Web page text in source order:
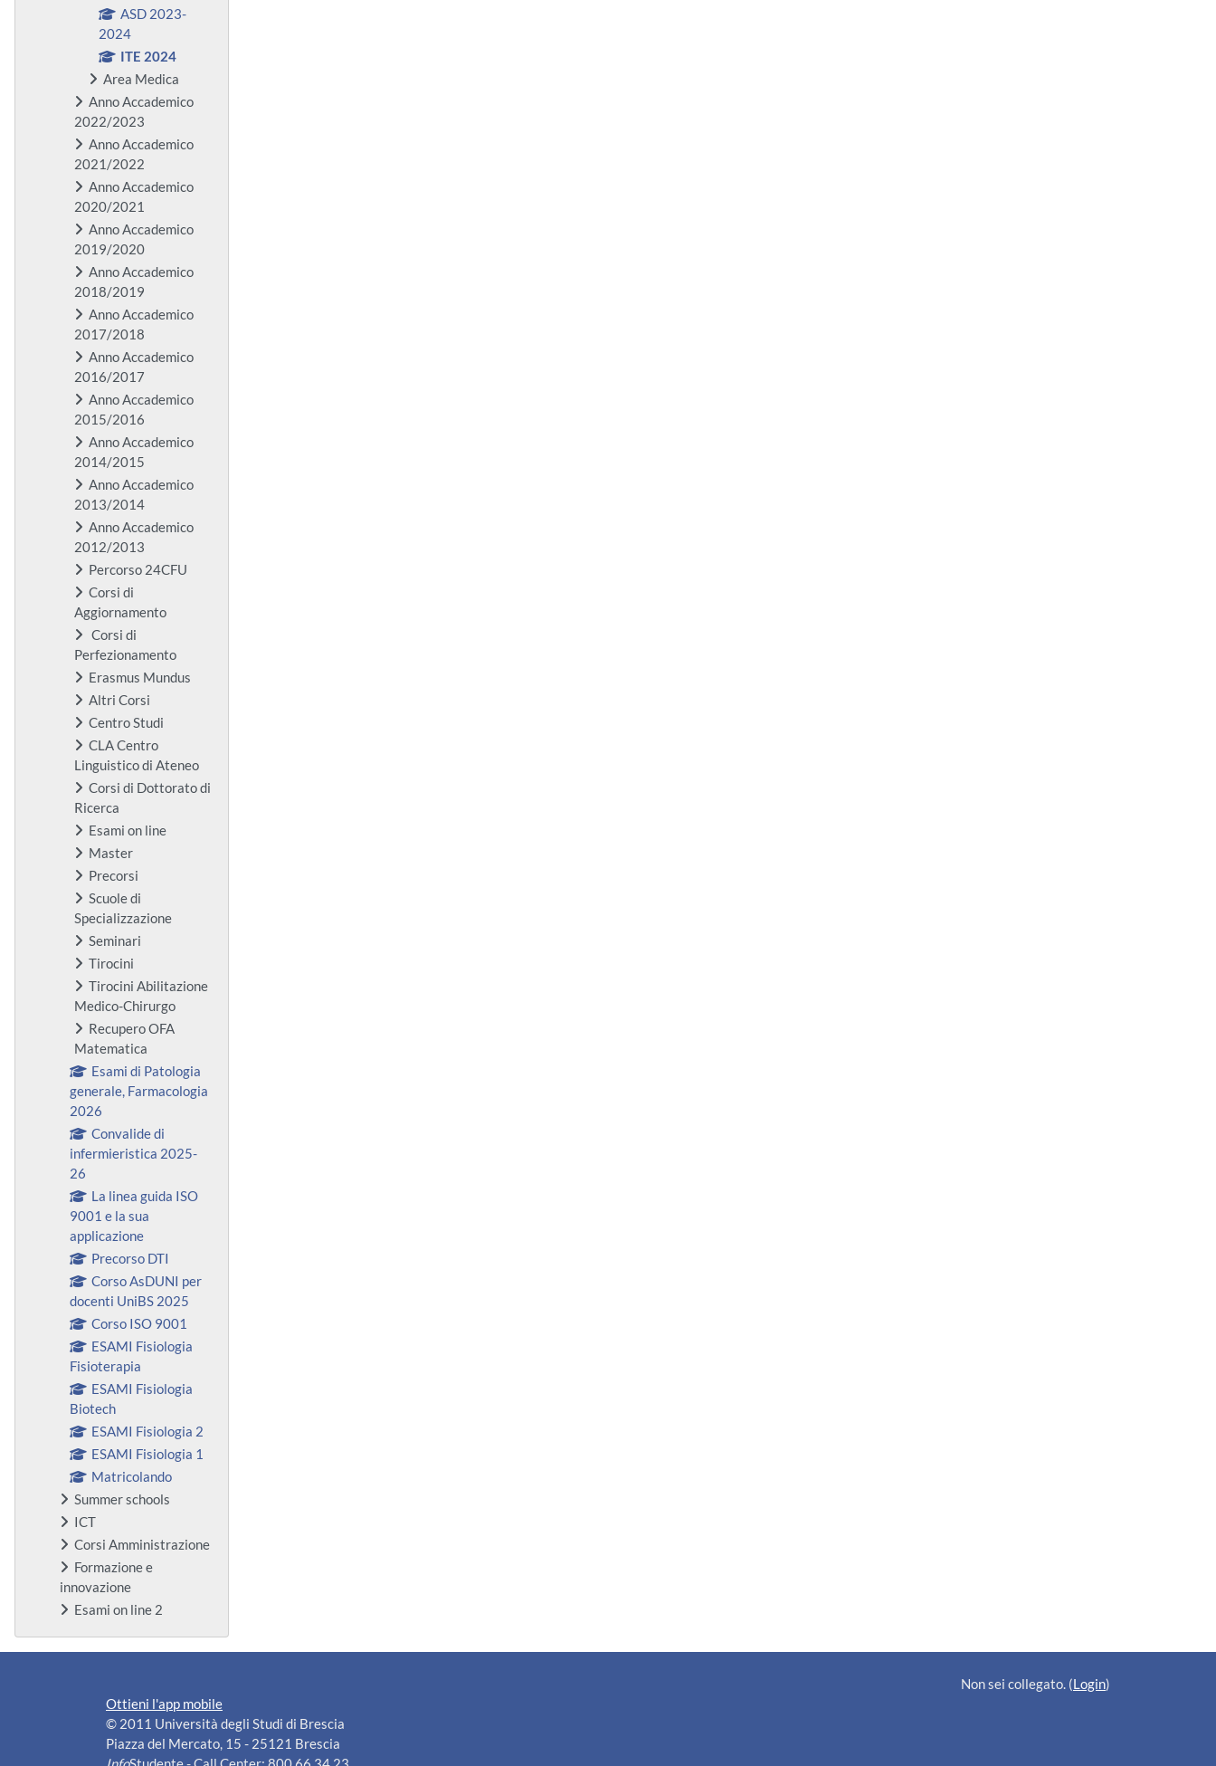
ASD 2023-
2024
ITE 2024
Area Medica
Anno Accademico
2022/2023
Anno Accademico
2021/2022
Anno Accademico
2020/2021
Anno Accademico
2019/2020
Anno Accademico
2018/2019
Anno Accademico
2017/2018
Anno Accademico
2016/2017
Anno Accademico
2015/2016
Anno Accademico
2014/2015
Anno Accademico
2013/2014
Anno Accademico
2012/2013
Percorso 24CFU
Corsi di
Aggiornamento
Corsi di
Perfezionamento
Erasmus Mundus
Altri Corsi
Centro Studi
CLA Centro
Linguistico di Ateneo
Corsi di Dottorato di
Ricerca
Esami on line
Master
Precorsi
Scuole di
Specializzazione
Seminari
Tirocini
Tirocini Abilitazione
Medico-Chirurgo
Recupero OFA
Matematica
Esami di Patologia
generale, Farmacologia
2026
Convalide di
infermieristica 2025-
26
La linea guida ISO
9001 e la sua
applicazione
Precorso DTI
Corso AsDUNI per
docenti UniBS 2025
Corso ISO 9001
ESAMI Fisiologia
Fisioterapia
ESAMI Fisiologia
Biotech
ESAMI Fisiologia 2
ESAMI Fisiologia 1
Matricolando
Summer schools
ICT
Corsi Amministrazione
Formazione e
innovazione
Esami on line 2
Non sei collegato. (Login)
Ottieni l'app mobile
© 2011 Università degli Studi di Brescia
Piazza del Mercato, 15 - 25121 Brescia